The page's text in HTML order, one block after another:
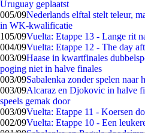
Uruguay geplaatst
005/09Nederlands elftal stelt teleur,
in WK-kwalificatie
105/09Vuelta: Etappe 13 - Lange rit
004/09Vuelta: Etappe 12 - The day
003/09Haase in kwartfinales
poging niet in halve finales
003/09Sabalenka zonder spelen naar
003/09Alcaraz en Djokovic in halve
speels gemak door
003/09Vuelta: Etappe 11 - Koersen
002/09Vuelta: Etappe 10 - Een
001/09Sabalenka en Pegula